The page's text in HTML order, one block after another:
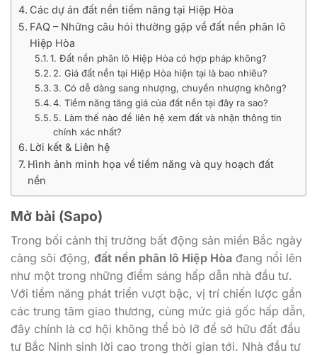
Các dự án đất nền tiềm năng tại Hiệp Hòa
FAQ – Những câu hỏi thường gặp về đất nền phân lô
Hiệp Hòa
1. Đất nền phân lô Hiệp Hòa có hợp pháp không?
2. Giá đất nền tại Hiệp Hòa hiện tại là bao nhiêu?
3. Có dễ dàng sang nhượng, chuyển nhượng không?
4. Tiềm năng tăng giá của đất nền tại đây ra sao?
5. Làm thế nào để liên hệ xem đất và nhận thông tin
chính xác nhất?
Lời kết & Liên hệ
Hình ảnh minh họa về tiềm năng và quy hoạch đất
nền
Mở bài (Sapo)
Trong bối cảnh thị trường bất động sản miền Bắc ngày
càng sôi động, đất nền phân lô Hiệp Hòa đang nổi lên
như một trong những điểm sáng hấp dẫn nhà đầu tư.
Với tiềm năng phát triển vượt bậc, vị trí chiến lược gần
các trung tâm giao thương, cùng mức giá gốc hấp dẫn,
đây chính là cơ hội không thể bỏ lỡ để sở hữu đất đầu
tư Bắc Ninh sinh lời cao trong thời gian tới. Nhà đầu tư